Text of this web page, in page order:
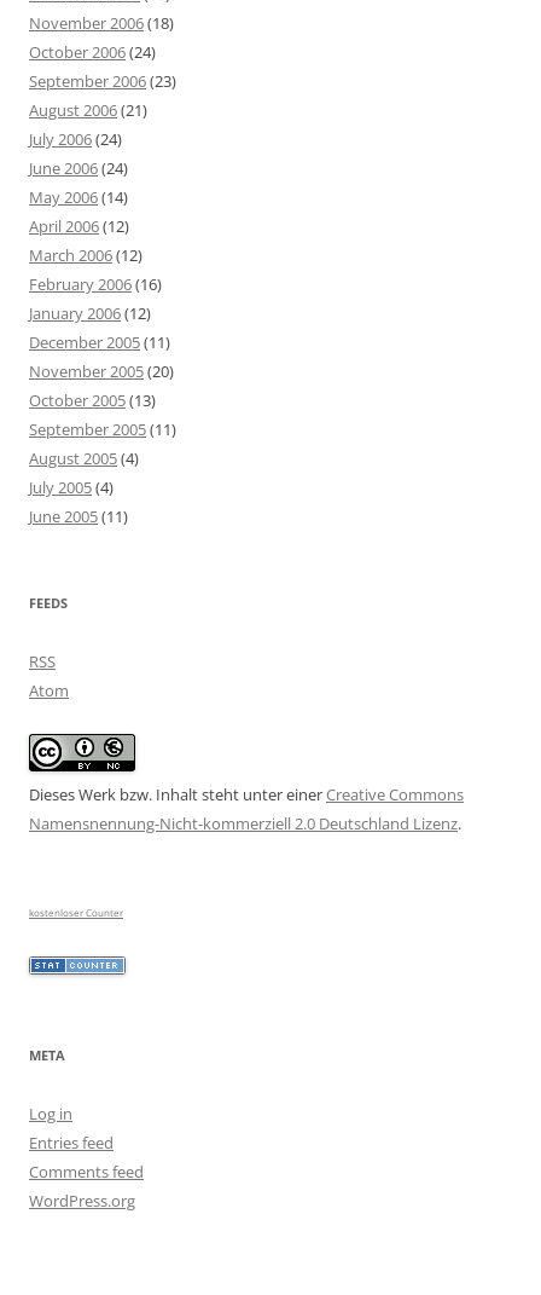
November 2006(18)
October 2006(24)
September 2006(23)
August 2006(21)
July 2006(24)
June 2006(24)
May 2006(14)
April 2006(12)
March 2006(12)
February 2006(16)
January 2006(12)
December 2005(11)
November 2005(20)
October 2005(13)
September 2005(11)
August 2005(4)
July 2005(4)
June 2005(11)
FEEDS
RSS
Atom
Dieses Werk bzw. Inhalt steht unter einerCreative Commons
Namensnennung-Nicht-kommerziell 2.0 Deutschland Lizenz.
kostenloser Counter
META
Log in
Entries feed
Comments feed
WordPress.org